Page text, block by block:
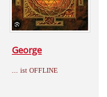
George
... ist OFFLINE